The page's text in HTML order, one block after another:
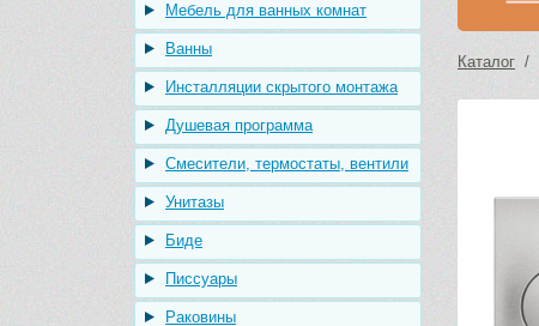
Мебель для ванных комнат
Ванны
Инсталляции скрытого монтажа
Душевая программа
Смесители, термостаты, вентили
Унитазы
Биде
Писсуары
Раковины
Каталог /